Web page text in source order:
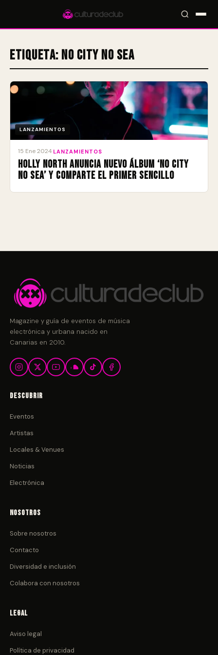
Accesos rápidos:🎪 Eventos🎤 Artistas📍 Locales📰 Magazine
Etiqueta: NO CITY NO SEA
LANZAMIENTOS
15 Ene 2024 LANZAMIENTOS
Holly North anuncia nuevo álbum ‘NO CITY
NO SEA’ y comparte el primer sencillo
Magazine y guía de eventos de música
electrónica y urbana nacido en
Canarias en 2010.
Descubrir
Eventos
Artistas
Locales & Venues
Noticias
Electrónica
Nosotros
Sobre nosotros
Contacto
Diversidad e inclusión
Colabora con nosotros
Legal
Aviso legal
Política de privacidad